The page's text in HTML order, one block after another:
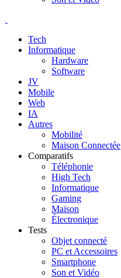
Tech
Informatique
Hardware
Software
JV
Mobile
Web
IA
Autres
Mobilité
Maison Connectée
Comparatifs
Téléphonie
High Tech
Informatique
Gaming
Maison
Électronique
Tests
Objet connecté
PC et Accessoires
Smartphone
Son et Vidéo